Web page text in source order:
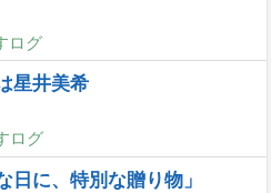
ログ
星井美希
ログ
日に、特別な贈り物」